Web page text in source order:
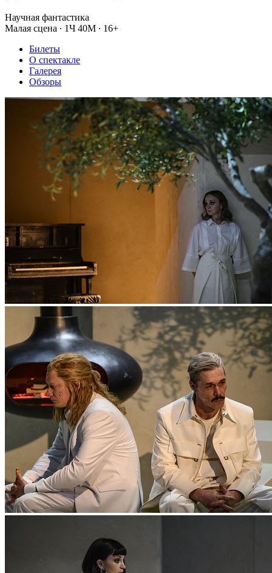
Научная фантастика
Малая сцена ∙ 1Ч 40М ∙ 16+
Билеты
О спектакле
Галерея
Обзоры